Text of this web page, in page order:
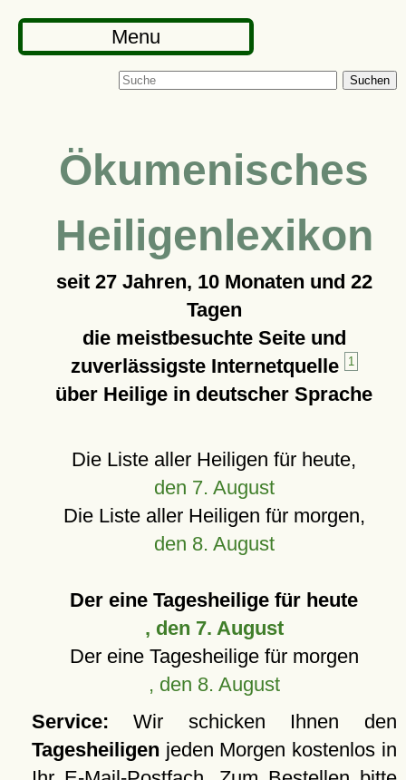
Menu
Suchen
Ökumenisches
Heiligenlexikon
seit 27 Jahren, 10 Monaten und 22
Tagen
die meistbesuchte Seite und
zuverlässigste Internetquelle
1
über Heilige in deutscher Sprache
Die Liste aller Heiligen für heute,
den 7. August
Die Liste aller Heiligen für morgen,
den 8. August
Der eine Tagesheilige für heute
, den 7. August
Der eine Tagesheilige für morgen
, den 8. August
Service: Wir schicken Ihnen den
Tagesheiligen jeden Morgen kostenlos in